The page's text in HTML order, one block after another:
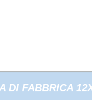
DI FABBRICA